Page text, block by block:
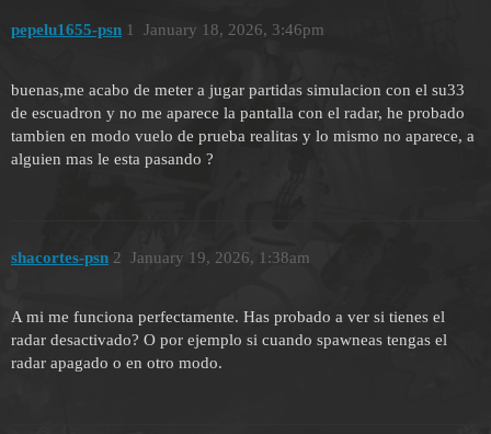
pepelu1655-psn January 18, 2026, 3:46pm
1
buenas,me acabo de meter a jugar partidas simulacion con el su33
de escuadron y no me aparece la pantalla con el radar, he probado
tambien en modo vuelo de prueba realitas y lo mismo no aparece, a
alguien mas le esta pasando ?
shacortes-psn January 19, 2026, 1:38am
2
A mi me funciona perfectamente. Has probado a ver si tienes el
radar desactivado? O por ejemplo si cuando spawneas tengas el
radar apagado o en otro modo.